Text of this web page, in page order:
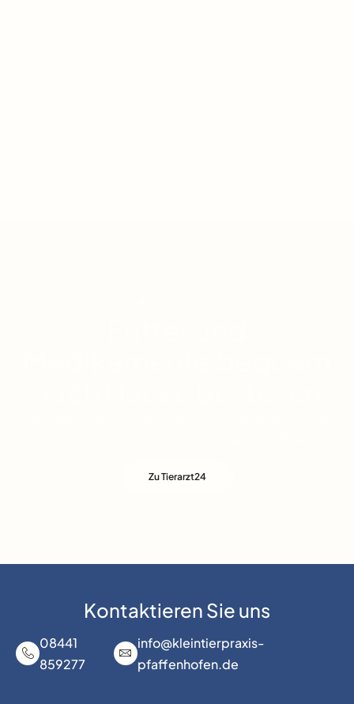
Zu Tierarzt24
Kontaktieren Sie uns
08441
859277
info@kleintierpraxis-
pfaffenhofen.de